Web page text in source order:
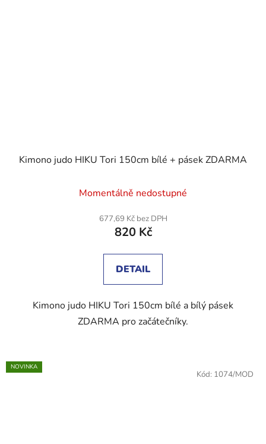
Kimono judo HIKU Tori 150cm bílé + pásek ZDARMA
hodnocení
produktu
je
z
Momentálně nedostupné
677,69 Kč bez DPH
820 Kč
DETAIL
Kimono judo HIKU Tori 150cm bílé a bílý pásek
ZDARMA pro začátečníky.
NOVINKA
Kód: 1074/MOD